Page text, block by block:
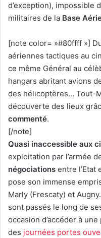
d’exception), impossible
militaires de la Base
[note color= »#80ffff »]
aériennes tactiques au
ce même Général au
hangars abritant avions
des hélicoptères… Tout-
découverte des lieux
commenté.
[/note]
Quasi inaccessible aux
exploitation par l’armée
négociations entre l’Etat
pose son immense
Marly (Frescaty) et
sont passés le long de
occasion d’accéder à
des journées portes